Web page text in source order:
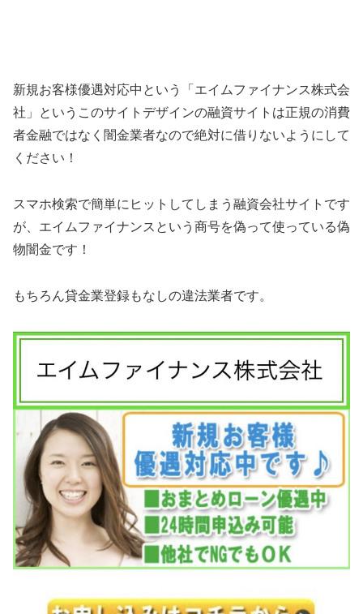
新規お客様優遇対応中という「エイムファイナンス株式会
社」というこのサイトデザインの融資サイトは正規の消費
者金融ではなく闇金業者なので絶対に借りないようにして
ください！
スマホ検索で簡単にヒットしてしまう融資会社サイトです
が、エイムファイナンスという商号を偽って使っている偽
物闇金です！
もちろん貸金業登録もなしの違法業者です。